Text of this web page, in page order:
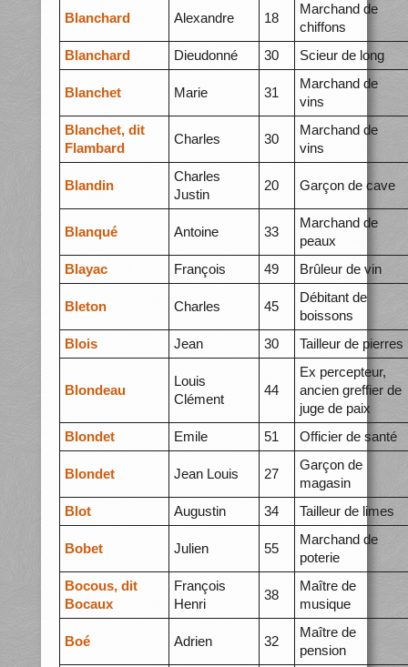
Blanchard Alexandre 18
Marchand de
chiffons
Blanchard
Dieudonné 30 Scieur de long
Blanchet Marie 31
Marchand de
vins
Blanchet, dit
Flambard
Charles 30
Marchand de
vins
Blandin
Charles
Justin
20 Garçon de cave
Blanqué Antoine 33
Marchand de
peaux
Blayac
François 49 Brûleur de vin
Bleton Charles 45
Débitant de
boissons
Blois
Jean 30 Tailleur de pierres
Blondeau
Louis
Clément
44
Ex percepteur,
ancien greffier de
juge de paix
Blondet
Emile 51 Officier de santé
Blondet Jean Louis 27
Garçon de
magasin
Blot
Augustin 34 Tailleur de limes
Bobet Julien 55
Marchand de
poterie
Bocous, dit
Bocaux
François
Henri
38
Maître de
musique
Boé Adrien 32
Maître de
pension